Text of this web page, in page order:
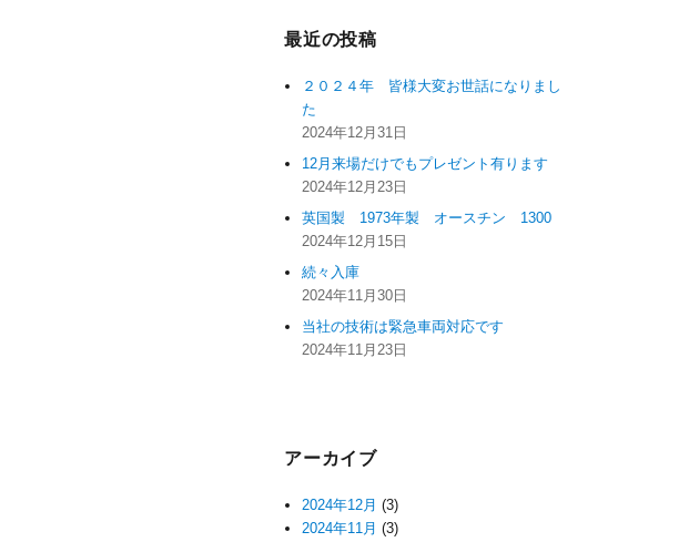
最近の投稿
２０２４年 皆様大変お世話になりまし
た
2024年12月31日
12月来場だけでもプレゼント有ります
2024年12月23日
英国製 1973年製 オースチン 1300
2024年12月15日
続々入庫
2024年11月30日
当社の技術は緊急車両対応です
2024年11月23日
アーカイブ
2024年12月 (3)
2024年11月 (3)